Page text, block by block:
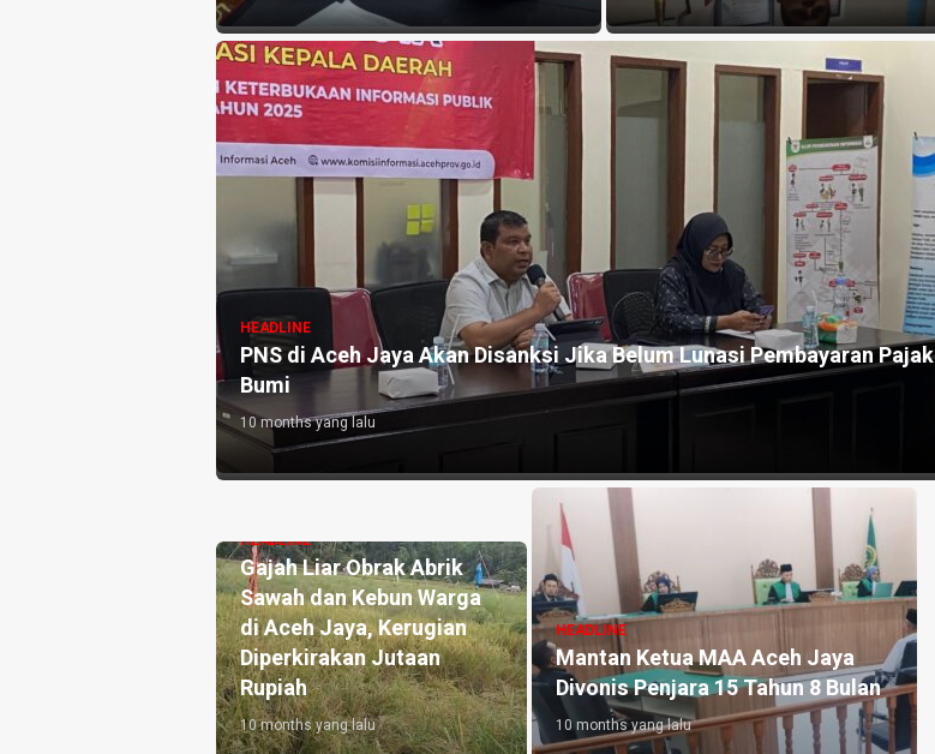
HEADLINE
PNS di Aceh Jaya Akan Disanksi Jika Belum Lunasi Pembayaran Pajak
Bumi
10 months yang lalu
HEADLINE
Gajah Liar Obrak Abrik
Sawah dan Kebun Warga
di Aceh Jaya, Kerugian
Diperkirakan Jutaan
Rupiah
10 months yang lalu
HEADLINE
Mantan Ketua MAA Aceh Jaya
Divonis Penjara 15 Tahun 8 Bulan
10 months yang lalu